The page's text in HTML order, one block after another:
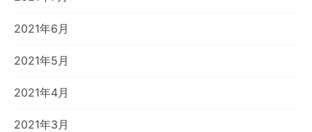
2021年6月
2021年5月
2021年4月
2021年3月